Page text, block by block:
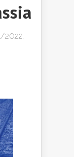
2022,